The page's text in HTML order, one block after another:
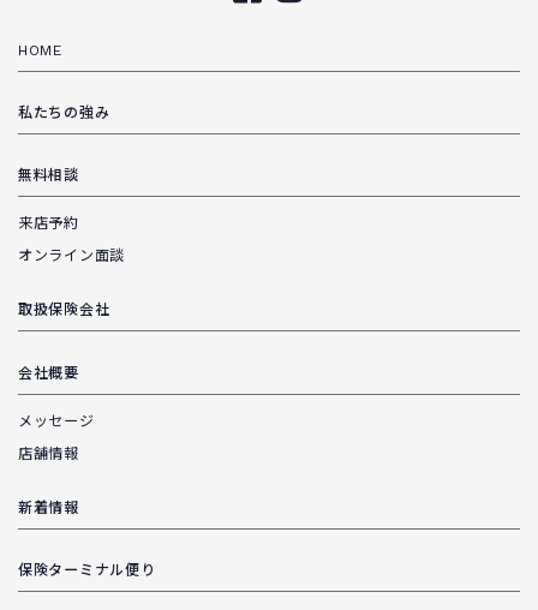
HOME
私たちの強み
無料相談
来店予約
オンライン面談
取扱保険会社
会社概要
メッセージ
店舗情報
新着情報
保険ターミナル便り